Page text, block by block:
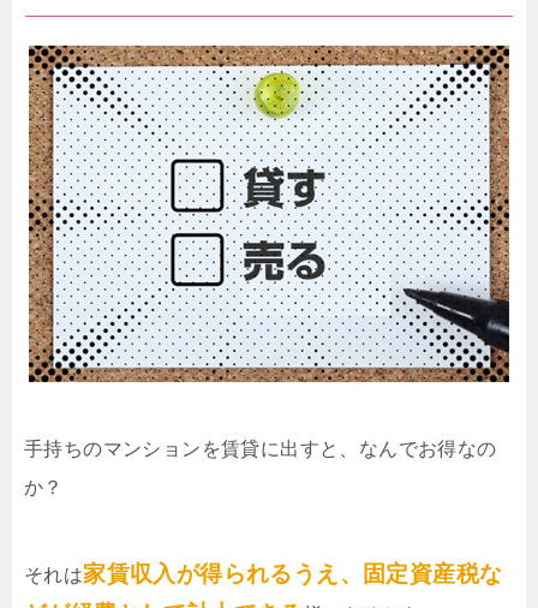
手持ちのマンションを賃貸に出すと、なんでお得なの
か？
それは家賃収入が得られるうえ、固定資産税な